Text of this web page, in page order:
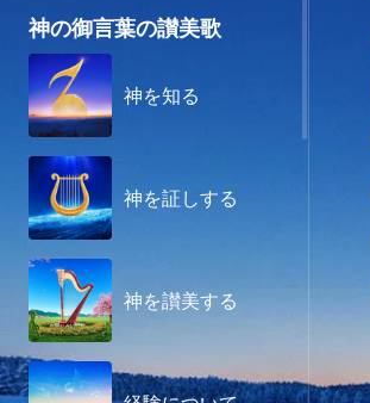
神の御言葉の讃美歌
神を知る
神を証しする
神を讃美する